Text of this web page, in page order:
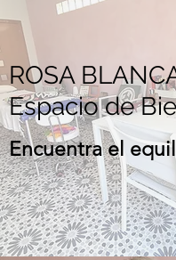
ROSA
Espacio de
Encuentra el